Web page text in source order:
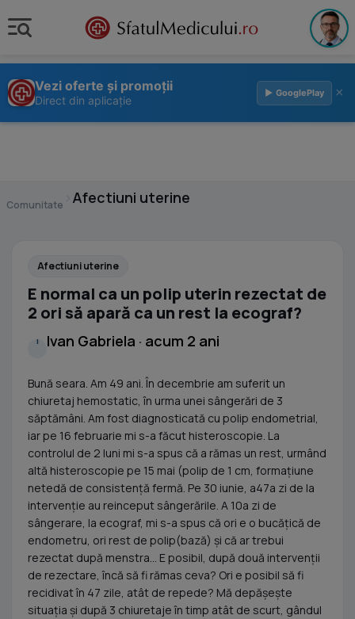
Vezi oferte și promoții
Direct din aplicație
▶ GooglePlay ×
Comunitate Afectiuni uterine
Afectiuni uterine
E normal ca un polip uterin rezectat de
2 ori să apară ca un rest la ecograf?
I Ivan Gabriela · acum 2 ani
Bună seara. Am 49 ani. În decembrie am suferit un
chiuretaj hemostatic, în urma unei sângerări de 3
săptămâni. Am fost diagnosticată cu polip endometrial,
iar pe 16 februarie mi s-a făcut histeroscopie. La
controlul de 2 luni mi s-a spus că a rămas un rest, urmând
altă histeroscopie pe 15 mai (polip de 1 cm, formațiune
netedă de consistență fermă. Pe 30 iunie, a47a zi de la
intervenție au reinceput sângerările. A 10a zi de
sângerare, la ecograf, mi s-a spus că ori e o bucățică de
endometru, ori rest de polip(bază) și că ar trebui
rezectat după menstra... E posibil, după două intervenții
de rezectare, încă să fi rămas ceva? Ori e posibil să fi
recidivat în 47 zile, atât de repede? Mă depășește
situația și după 3 chiuretaje în timp atât de scurt, gândul